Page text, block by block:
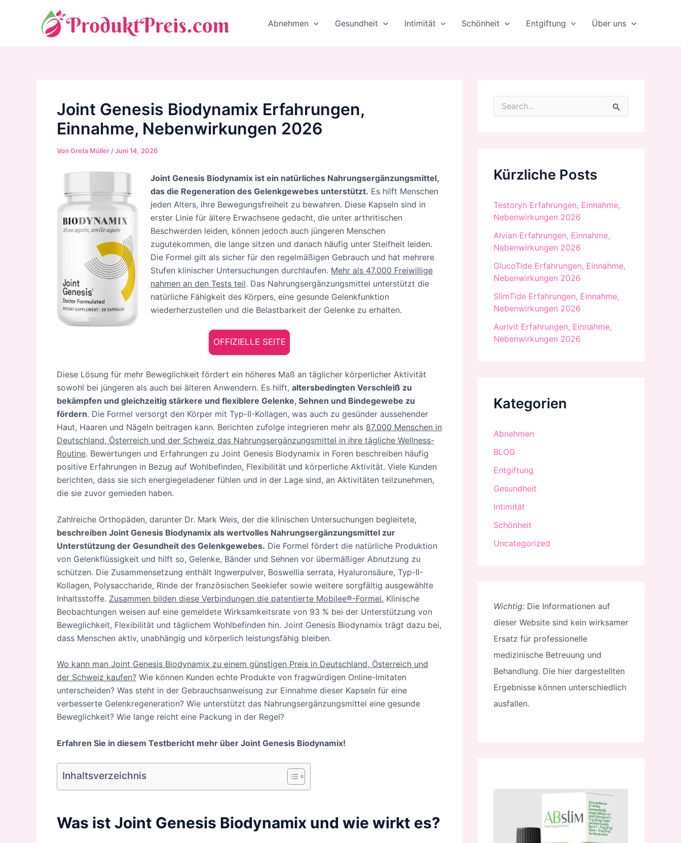
Abnehmen Gesundheit Intimität Schönheit Entgiftung Über uns
Joint Genesis Biodynamix Erfahrungen,
Einnahme, Nebenwirkungen 2026
Von Greta Müller /Juni 14, 2026
Joint Genesis Biodynamix ist ein natürliches Nahrungsergänzungsmittel,
das die Regeneration des Gelenkgewebes unterstützt. Es hilft Menschen
jeden Alters, ihre Bewegungsfreiheit zu bewahren. Diese Kapseln sind in
erster Linie für ältere Erwachsene gedacht, die unter arthritischen
Beschwerden leiden, können jedoch auch jüngeren Menschen
zugutekommen, die lange sitzen und danach häufig unter Steifheit leiden.
Die Formel gilt als sicher für den regelmäßigen Gebrauch und hat mehrere
Stufen klinischer Untersuchungen durchlaufen. Mehr als 47.000 Freiwillige
nahmen an den Tests teil. Das Nahrungsergänzungsmittel unterstützt die
natürliche Fähigkeit des Körpers, eine gesunde Gelenkfunktion
wiederherzustellen und die Belastbarkeit der Gelenke zu erhalten.
OFFIZIELLE SEITE
Diese Lösung für mehr Beweglichkeit fördert ein höheres Maß an täglicher körperlicher Aktivität
sowohl bei jüngeren als auch bei älteren Anwendern. Es hilft, altersbedingten Verschleiß zu
bekämpfen und gleichzeitig stärkere und flexiblere Gelenke, Sehnen und Bindegewebe zu
fördern. Die Formel versorgt den Körper mit Typ-II-Kollagen, was auch zu gesünder aussehender
Haut, Haaren und Nägeln beitragen kann. Berichten zufolge integrieren mehr als 87.000 Menschen in
Deutschland, Österreich und der Schweiz das Nahrungsergänzungsmittel in ihre tägliche Wellness-
Routine. Bewertungen und Erfahrungen zu Joint Genesis Biodynamix in Foren beschreiben häufig
positive Erfahrungen in Bezug auf Wohlbefinden, Flexibilität und körperliche Aktivität. Viele Kunden
berichten, dass sie sich energiegeladener fühlen und in der Lage sind, an Aktivitäten teilzunehmen,
die sie zuvor gemieden haben.
Zahlreiche Orthopäden, darunter Dr. Mark Weis, der die klinischen Untersuchungen begleitete,
beschreiben Joint Genesis Biodynamix als wertvolles Nahrungsergänzungsmittel zur
Unterstützung der Gesundheit des Gelenkgewebes. Die Formel fördert die natürliche Produktion
von Gelenkflüssigkeit und hilft so, Gelenke, Bänder und Sehnen vor übermäßiger Abnutzung zu
schützen. Die Zusammensetzung enthält Ingwerpulver, Boswellia serrata, Hyaluronsäure, Typ-II-
Kollagen, Polysaccharide, Rinde der französischen Seekiefer sowie weitere sorgfältig ausgewählte
Inhaltsstoffe. Zusammen bilden diese Verbindungen die patentierte Mobilee®-Formel. Klinische
Beobachtungen weisen auf eine gemeldete Wirksamkeitsrate von 93 % bei der Unterstützung von
Beweglichkeit, Flexibilität und täglichem Wohlbefinden hin. Joint Genesis Biodynamix trägt dazu bei,
dass Menschen aktiv, unabhängig und körperlich leistungsfähig bleiben.
Wo kann man Joint Genesis Biodynamix zu einem günstigen Preis in Deutschland, Österreich und
der Schweiz kaufen? Wie können Kunden echte Produkte von fragwürdigen Online-Imitaten
unterscheiden? Was steht in der Gebrauchsanweisung zur Einnahme dieser Kapseln für eine
verbesserte Gelenkregeneration? Wie unterstützt das Nahrungsergänzungsmittel eine gesunde
Beweglichkeit? Wie lange reicht eine Packung in der Regel?
Erfahren Sie in diesem Testbericht mehr über Joint Genesis Biodynamix!
Inhaltsverzeichnis
Was ist Joint Genesis Biodynamix und wie wirkt es?
a
c
:
Kürzliche Posts
Testoryn Erfahrungen, Einnahme,
Nebenwirkungen 2026
Alvian Erfahrungen, Einnahme,
Nebenwirkungen 2026
GlucoTide Erfahrungen, Einnahme,
Nebenwirkungen 2026
SlimTide Erfahrungen, Einnahme,
Nebenwirkungen 2026
Aurivit Erfahrungen, Einnahme,
Nebenwirkungen 2026
Kategorien
Abnehmen
BLOG
Entgiftung
Gesundheit
Intimität
Schönheit
Uncategorized
Wichtig: Die Informationen auf
dieser Website sind kein wirksamer
Ersatz für professionelle
medizinische Betreuung und
Behandlung. Die hier dargestellten
Ergebnisse können unterschiedlich
ausfallen.